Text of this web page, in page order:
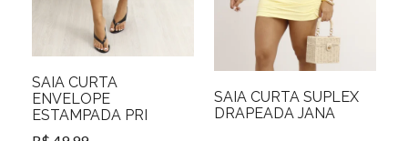
SAIA CURTA
ENVELOPE
ESTAMPADA PRI
SAIA CURTA SUPLEX
DRAPEADA JANA